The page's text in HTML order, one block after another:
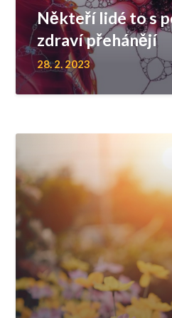
Někteří lidé to s
zdraví přehánějí
28. 2. 2023